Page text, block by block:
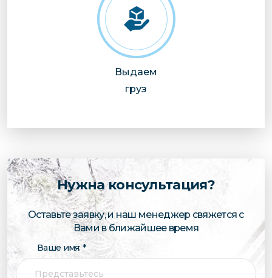
Выдаем
груз
Нужна консультация?
Оставьте заявку, и наш менеджер свяжется с
Вами в ближайшее время
Ваше имя: *